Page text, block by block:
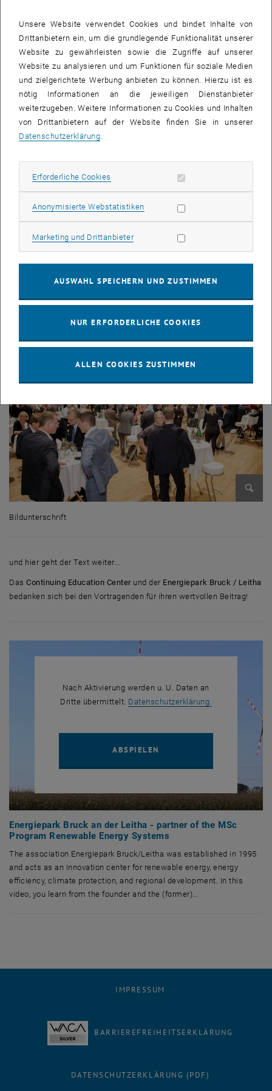
damit umgerechnet 95% der Windkapazität. In einem guten
Überblick werden vier
Repowering Projekte in Österreich vorgestellt,
im Zuge deren mehrere ältere Windturbinen durch geringere jedoch
leistungsstärkere Modelle ersetzt werden.
Im Anschluss an die beiden Vorträge nutzten die über 70
TeilnehmerInnen die Chance auf eine Diskussion mit den Experten.
Unter den Zuhörern befanden sich neben den derzeitigen
TeilnehmerInnen des MSc Renewable Energy Systems
auch
AbsolventInnen und StudentInnen anderer Studienrichtungen. Beim
Inhalte für die Masterthesen besprochen.
bedanken sich bei den Vortragenden für ihren wertvollen Beitrag!
Die Renewable Energy Talks finden im Zuge unseres
Bildunterschrift
und hier geht der Text weiter...
Das Continuing Education Centerund der Energiepark Bruck / Leitha
bedanken sich bei den Vortragenden für ihren wertvollen Beitrag!
Nach Aktivierung werden u. U. Daten an
Dritte übermittelt. Datenschutzerklärung. , öffnet in
ABSPIELEN YOUTUBE VIDEO
Energiepark Bruck an der Leitha - partner of the MSc
Program Renewable Energy Systems
The association Energiepark Bruck/Leitha was established in 1995
and acts as an innovation center for renewable energy, energy
efficiency, climate protection, and regional development. In this
video, you learn from the founder and the (former)…
IMPRESSUM
BARRIEREFREIHEITSERKLÄRUNG
DATENSCHUTZERKLÄRUNG (PDF)
Unsere Website verwendet Cookies und bindet Inhalte von
Drittanbietern ein, um die grundlegende Funktionalität unserer
Website zu gewährleisten sowie die Zugriffe auf unserer
Website zu analysieren und um Funktionen für soziale Medien
und zielgerichtete Werbung anbieten zu können. Hierzu ist es
nötig Informationen an die jeweiligen Dienstanbieter
weiterzugeben. Weitere Informationen zu Cookies und Inhalten
von Drittanbietern auf der Website finden Sie in unserer
Datenschutzerklärung.
Erforderliche Cookies Erforderliche Cookies zulassen
Anonymisierte WebstatistikenStatistik Cookies zulassen
Marketing und DrittanbieterMarketing Cookies zulassen
AUSWAHL SPEICHERN UND ZUSTIMMEN
NUR ERFORDERLICHE COOKIES
ALLEN COOKIES ZUSTIMMEN